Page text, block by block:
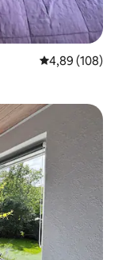
Gemiddelde
4,89 (108)